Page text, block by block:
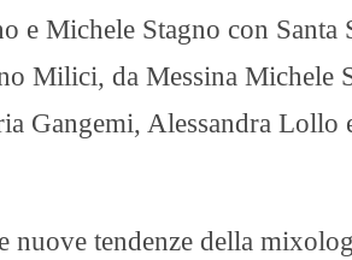
e Michele Stagno con
Milici, da Messina Michele
Gangemi, Alessandra Lollo
nuove tendenze della